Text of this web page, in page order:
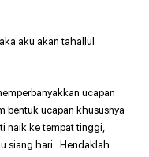
aku akan tahallul
ucapan
bentuk ucapan khususnya
naik ke tempat tinggi,
siang hari…Hendaklah